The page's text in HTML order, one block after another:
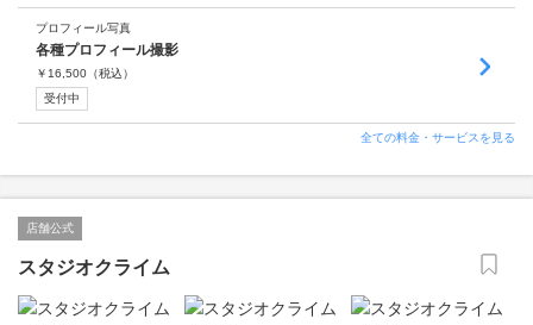
プロフィール写真
各種プロフィール撮影
￥ 16,500 （税込）
受付中
全ての料金・サービスを見る
店舗公式
スタジオクライム